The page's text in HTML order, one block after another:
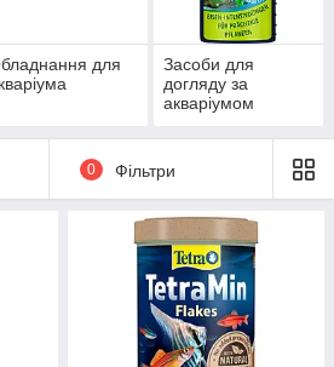
для
Засоби для
догляду за
акваріумом
0 Фільтри